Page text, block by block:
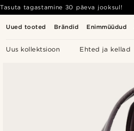
Uued tooted Brändid Enimmüüdud
Uus kollektsioon Ehted ja kellad
Tasuta tagastamine 30 päeva jooksul!